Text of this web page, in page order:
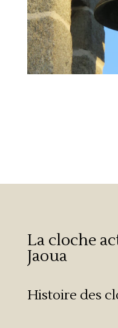
La cloche
Jaoua
Histoire des